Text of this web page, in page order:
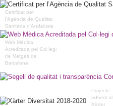
Certificat per
l’Agència de Qualitat
Sanitària d’Andalusia
Web Mèdica
Acreditada pel Col·legi
de Metges de
Barcelona
Projecte
adherit al
Xàrter